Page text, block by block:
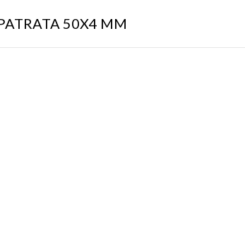
50X4 MM